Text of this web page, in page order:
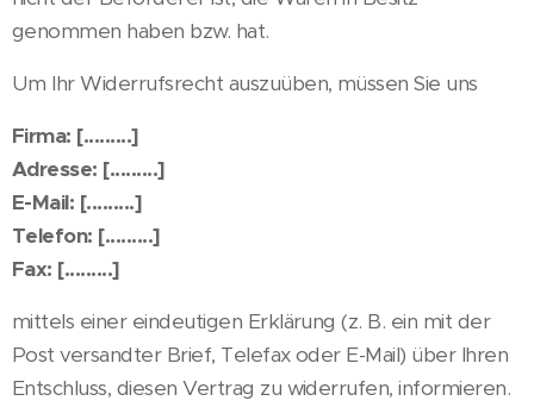
genommen haben bzw. hat.
Um Ihr Widerrufsrecht auszuüben, müssen Sie uns
Firma: [.........]
Adresse: [.........]
E-Mail: [.........]
Telefon: [.........]
Fax: [.........]
mittels einer eindeutigen Erklärung (z. B. ein mit der
Post versandter Brief, Telefax oder E-Mail) über Ihren
Entschluss, diesen Vertrag zu widerrufen, informieren.